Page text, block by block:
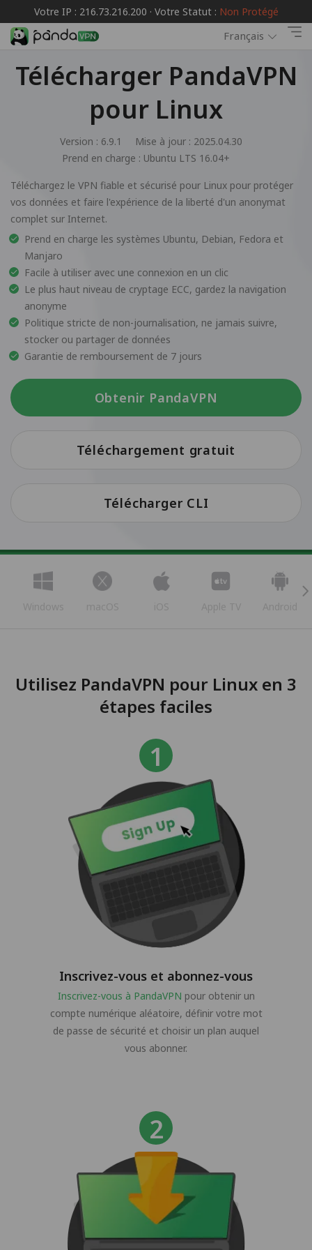
Votre IP : 216.73.216.200 · Votre Statut : Non Protégé
Français
Télécharger PandaVPN
pour Linux
Version : 6.9.1
Mise à jour : 2025.04.30
Prend en charge : Ubuntu LTS 16.04+
Téléchargez le VPN fiable et sécurisé pour Linux pour protéger
vos données et faire l'expérience de la liberté d'un anonymat
complet sur Internet.
Prend en charge les systèmes Ubuntu, Debian, Fedora et
Manjaro
Facile à utiliser avec une connexion en un clic
Le plus haut niveau de cryptage ECC, gardez la navigation
anonyme
Politique stricte de non-journalisation, ne jamais suivre,
stocker ou partager de données
Garantie de remboursement de 7 jours
Obtenir PandaVPN
Téléchargement gratuit
Télécharger CLI
Windows macOS iOS Apple TV Android
Utilisez PandaVPN pour Linux en 3
étapes faciles
Inscrivez-vous et abonnez-vous
Inscrivez-vous à PandaVPN pour obtenir un
compte numérique aléatoire, définir votre mot
de passe de sécurité et choisir un plan auquel
vous abonner.